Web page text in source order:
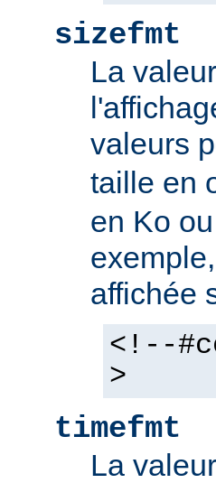
sizefmt
La
valeurs
taille en
en Ko
affichée
<!--
>
timefmt
La